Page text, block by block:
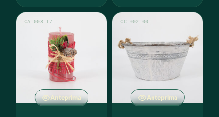
Anteprima
CA 003-17
Anteprima
CC 002-00